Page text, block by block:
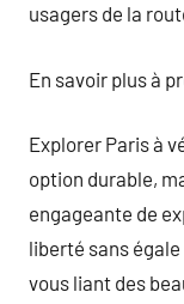
usagers de la
En savoir plus à
Explorer Paris à
option durable,
engageante de
liberté sans
vous liant des